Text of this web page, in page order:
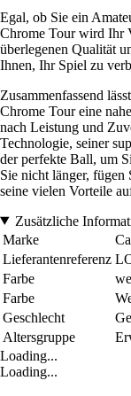
Egal, ob Sie ein
Chrome Tour wird Ihr
überlegenen Qualität
Ihnen, Ihr Spiel zu
Zusammenfassend
Chrome Tour eine
nach Leistung und
Technologie, seiner
der perfekte Ball, um
Sie nicht länger,
seine vielen Vorteile
Zusätzliche
Marke
Lieferantenreferenz
Farbe
Farbe
Geschlecht
Altersgruppe
Loading...
Loading...